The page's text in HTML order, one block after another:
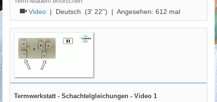
Video| Deutsch (3' 22'') | Angesehen: 612 mal
Termwerkstatt - Schachtelgleichungen - Video 1